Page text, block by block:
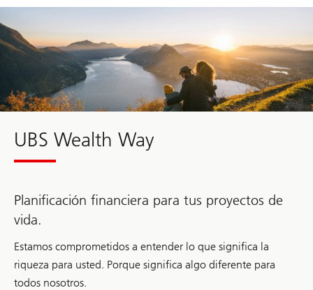
UBS Wealth Way
Planificación financiera para tus proyectos de
vida.
Estamos comprometidos a entender lo que significa la
riqueza para usted. Porque significa algo diferente para
todos nosotros.